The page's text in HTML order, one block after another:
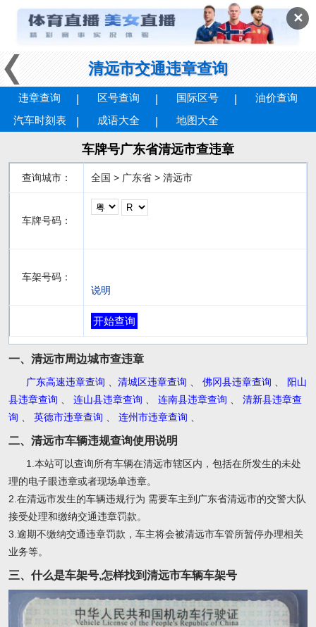
✕
清远市交通违章查询
违章查询 区号查询 国际区号
油价查询
汽车时刻表
成语大全 地图大全
车牌号广东省清远市查违章
查询城市： 全国 > 广东省 > 清远市
车牌号码：
车架号码：
说明
开始查询
一、清远市周边城市查违章
广东高速违章查询 清城区违章查询 佛冈县违章查询
阳山
县违章查询
连山县违章查询 连南县违章查询
清新县违章查
询
英德市违章查询 连州市违章查询
二、清远市车辆违规查询使用说明
1.本站可以查询所有车辆在清远市辖区内，包括在所发生的未处
理的电子眼违章或者现场单违章。
2.在清远市发生的车辆违规行为 需要车主到广东省清远市的交警大队
接受处理和缴纳交通违章罚款。
3.逾期不缴纳交通违章罚款，车主将会被清远市车管所暂停办理相关
业务等。
三、什么是车架号,怎样找到清远市车辆车架号